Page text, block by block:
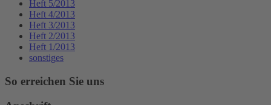
Heft 5/2013
Heft 4/2013
Heft 3/2013
Heft 2/2013
Heft 1/2013
sonstiges
So erreichen Sie uns